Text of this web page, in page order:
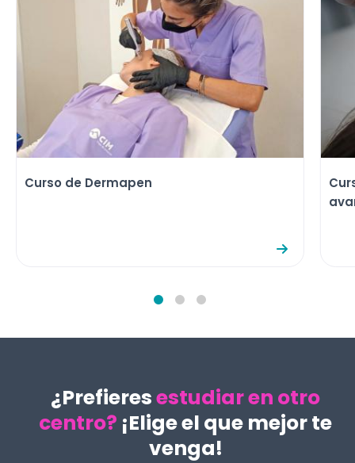
Curso de Dermapen
¿Prefieresestudiar en otro
centro? ¡Elige el que mejor te
venga!